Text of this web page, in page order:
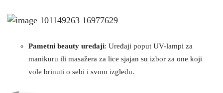
Pametni beauty uređaji: Uređaji poput UV-lampi za
manikuru ili masažera za lice sjajan su izbor za one koji
vole brinuti o sebi i svom izgledu.